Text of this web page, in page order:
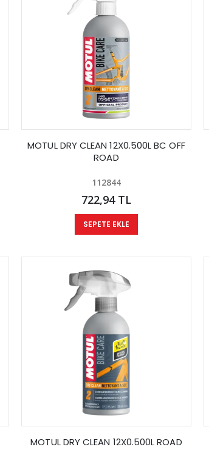
MOTUL DRY CLEAN 12X0.500L BC OFF
ROAD
112844
722,94 TL
SEPETE EKLE
MOTUL DRY CLEAN 12X0.500L ROAD